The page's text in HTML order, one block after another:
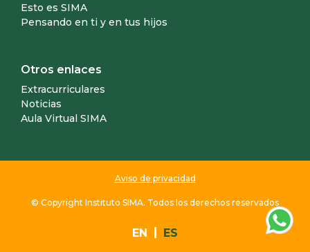
Esto es SIMA
Pensando en ti y en tus hijos
Otros enlaces
Extracurriculares
Noticias
Aula Virtual SIMA
Aviso de privacidad
© Copyright Instituto SIMA. Todos los derechos reservados
EN ES